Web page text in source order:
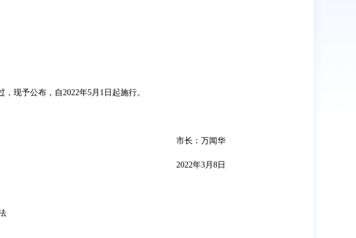
现予公布，自2022年5月1日起施行。
市长：万闻华
2022年3月8日